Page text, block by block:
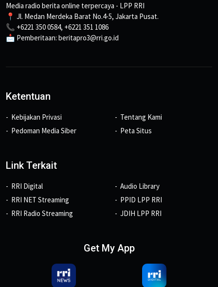
Media radio berita online terpercaya - LPP RRI
📍 Jl. Medan Merdeka Barat No.4-5, Jakarta Pusat.
📞 +6221 350 0584, +6221 351 1086
📩 Pemberitaan: beritapro3@rri.go.id
Ketentuan
Kebijakan Privasi
Pedoman Media Siber
Tentang Kami
Peta Situs
Link Terkait
RRI Digital
RRI NET Streaming
RRI Radio Streaming
Audio Library
PPID LPP RRI
JDIH LPP RRI
Get My App